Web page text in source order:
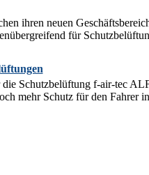
ihren neuen
für
Schutzbelüftung f-air-tec
mehr Schutz für den Fahrer